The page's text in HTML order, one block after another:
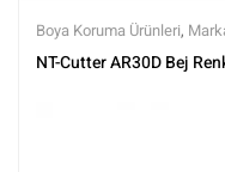
Boya Koruma Ürünleri,
Kaplama Ürünleri,Tüm
NT-Cutter AR30D Bej